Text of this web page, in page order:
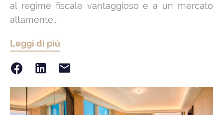
al regime fiscale vantaggioso e a un mercato
altamente...
Leggi di più